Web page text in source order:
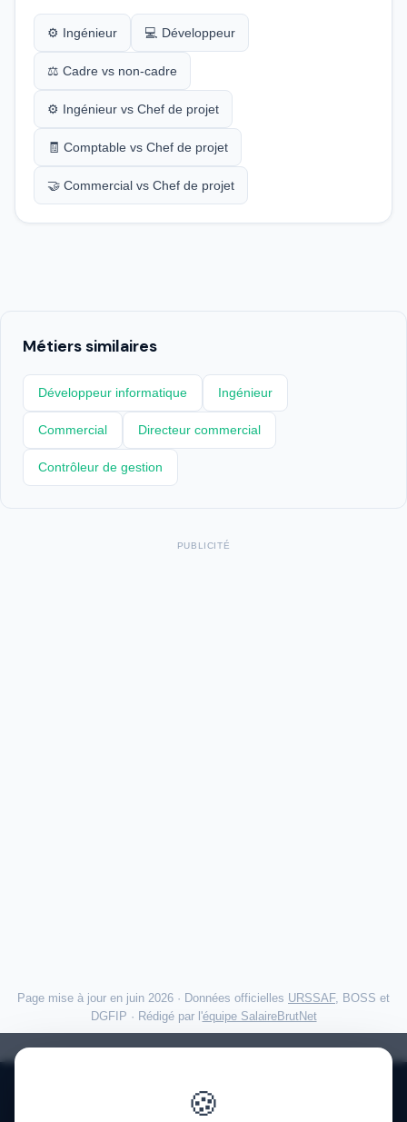
⚙️ Ingénieur 💻 Développeur
⚖️ Cadre vs non-cadre
⚙️ Ingénieur vs Chef de projet
🧾 Comptable vs Chef de projet
🤝 Commercial vs Chef de projet
Métiers similaires
Développeur informatique Ingénieur
Commercial Directeur commercial
Contrôleur de gestion
PUBLICITÉ
Page mise à jour en juin 2026 · Données officielles URSSAF, BOSS et
DGFIP · Rédigé par l'équipe SalaireBrutNet
🍪
Politique de confidentialité
· FAQ